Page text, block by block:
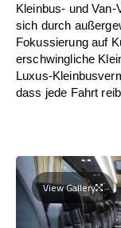
Kleinbus- und
sich durch
Fokussierung auf
erschwingliche
Luxus-
dass jede Fahrt
View Gallery